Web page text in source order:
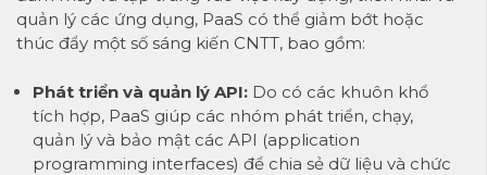
quản lý các ứng dụng, PaaS có thể giảm bớt hoặc
thúc đẩy một số sáng kiến ​​CNTT, bao gồm:
Phát triển và quản lý API: Do có các khuôn khổ
tích hợp, PaaS giúp các nhóm phát triển, chạy,
quản lý và bảo mật các API (application
programming interfaces) để chia sẻ dữ liệu và chức